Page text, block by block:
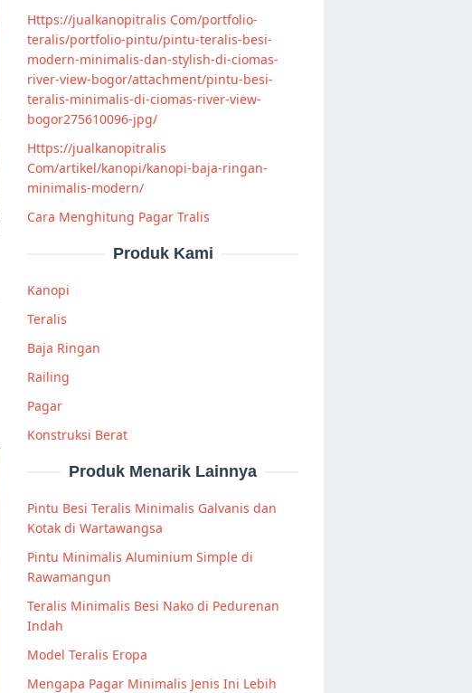
Https://jualkanopitralis Com/portfolio-
teralis/portfolio-pintu/pintu-teralis-besi-
modern-minimalis-dan-stylish-di-ciomas-
river-view-bogor/attachment/pintu-besi-
teralis-minimalis-di-ciomas-river-view-
bogor275610096-jpg/
Https://jualkanopitralis
Com/artikel/kanopi/kanopi-baja-ringan-
minimalis-modern/
Cara Menghitung Pagar Tralis
Produk Kami
Kanopi
Teralis
Baja Ringan
Railing
Pagar
Konstruksi Berat
Produk Menarik Lainnya
Pintu Besi Teralis Minimalis Galvanis dan
Kotak di Wartawangsa
Pintu Minimalis Aluminium Simple di
Rawamangun
Teralis Minimalis Besi Nako di Pedurenan
Indah
Model Teralis Eropa
Mengapa Pagar Minimalis Jenis Ini Lebih